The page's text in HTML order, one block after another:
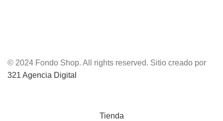
© 2024 Fondo Shop. All rights reserved. Sitio creado por
321 Agencia Digital
Tienda